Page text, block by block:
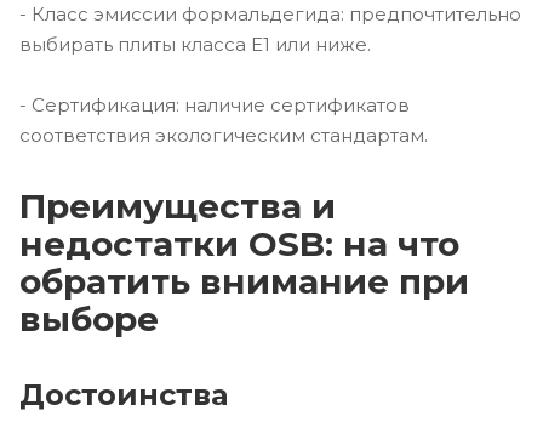
- Класс эмиссии формальдегида: предпочтительно
выбирать плиты класса E1 или ниже.
- Сертификация: наличие сертификатов
соответствия экологическим стандартам.
Преимущества и
недостатки OSB: на что
обратить внимание при
выборе
Достоинства